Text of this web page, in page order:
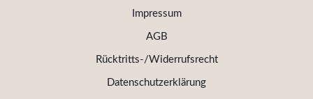
Impressum
AGB
Rücktritts-/Widerrufsrecht
Datenschutzerklärung